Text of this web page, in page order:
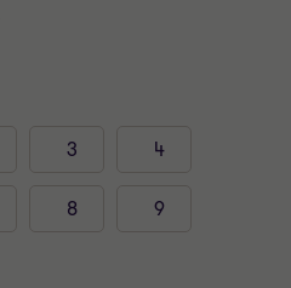
3 4
8 9